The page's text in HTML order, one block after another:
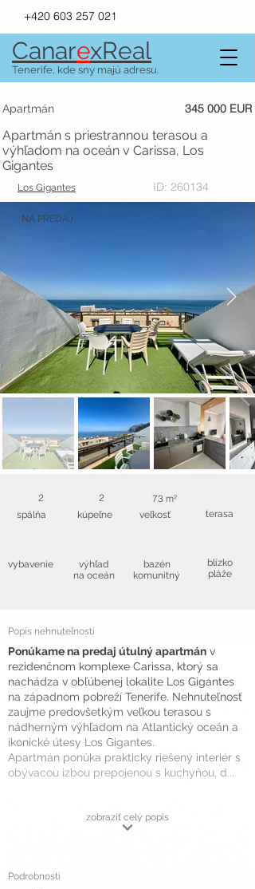
+420 603 257 021
CanarexReal
Tenerife, kde sny majú adresu.
Apartmán 345 000 EUR
Apartmán s priestrannou terasou a
výhľadom na oceán v Carissa, Los
Gigantes
Los Gigantes ID: 260134
NA PREDAJ
2
spálňa
2
kúpeľne
73 m²
veľkosť
vybavenie
výhľad
na oceán
bazén
komunitný
terasa
blízko
pláže
Popis nehnuteľnosti
Ponúkame na predaj útulný apartmán v
rezidenčnom komplexe Carissa, ktorý sa
nachádza v obľúbenej lokalite Los Gigantes
na západnom pobreží Tenerife. Nehnuteľnosť
zaujme predovšetkým veľkou terasou s
nádherným výhľadom na Atlantický oceán a
ikonické útesy Los Gigantes.
Apartmán ponúka prakticky riešený interiér s
obývacou izbou prepojenou s kuchyňou, d...
zobraziť celý popis
Podrobnosti